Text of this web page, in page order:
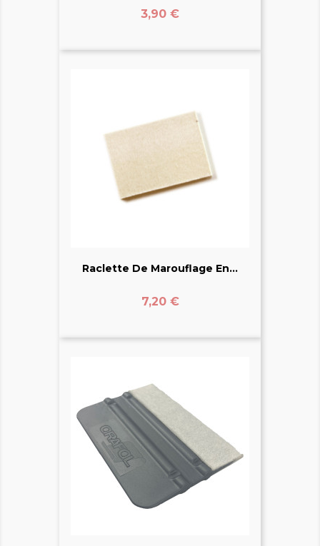
Prix
3,90 €
Raclette De Marouflage En...
Prix
7,20 €